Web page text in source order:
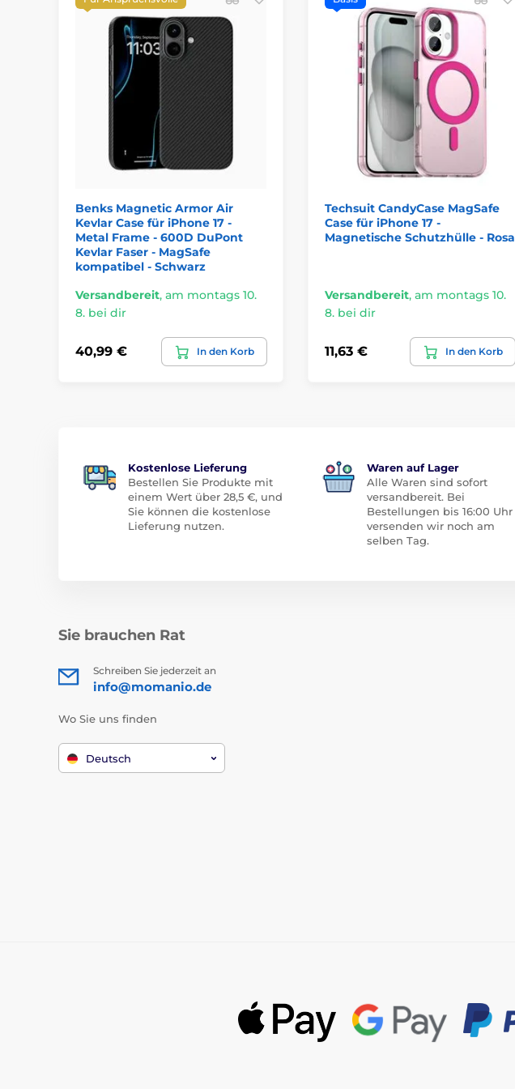
Benks Magnetic Armor Air
Kevlar Case für iPhone 17 -
Metal Frame - 600D DuPont
Kevlar Faser - MagSafe
kompatibel - Schwarz
Versandbereit, am montags 10.
8. bei dir
40,99 € In den Korb
Techsuit CandyCase MagSafe
Case für iPhone 17 -
Magnetische Schutzhülle - Rosa
Versandbereit, am montags 10.
8. bei dir
11,63 € In den Korb
Kostenlose Lieferung
Bestellen Sie Produkte mit
einem Wert über 28,5 €, und
Sie können die kostenlose
Lieferung nutzen.
Waren auf Lager
Alle Waren sind sofort
versandbereit. Bei
Bestellungen bis 16:00 Uhr
versenden wir noch am
selben Tag.
Sie brauchen Rat
Schreiben Sie jederzeit an
info@momanio.de
Wo Sie uns finden
Deutsch